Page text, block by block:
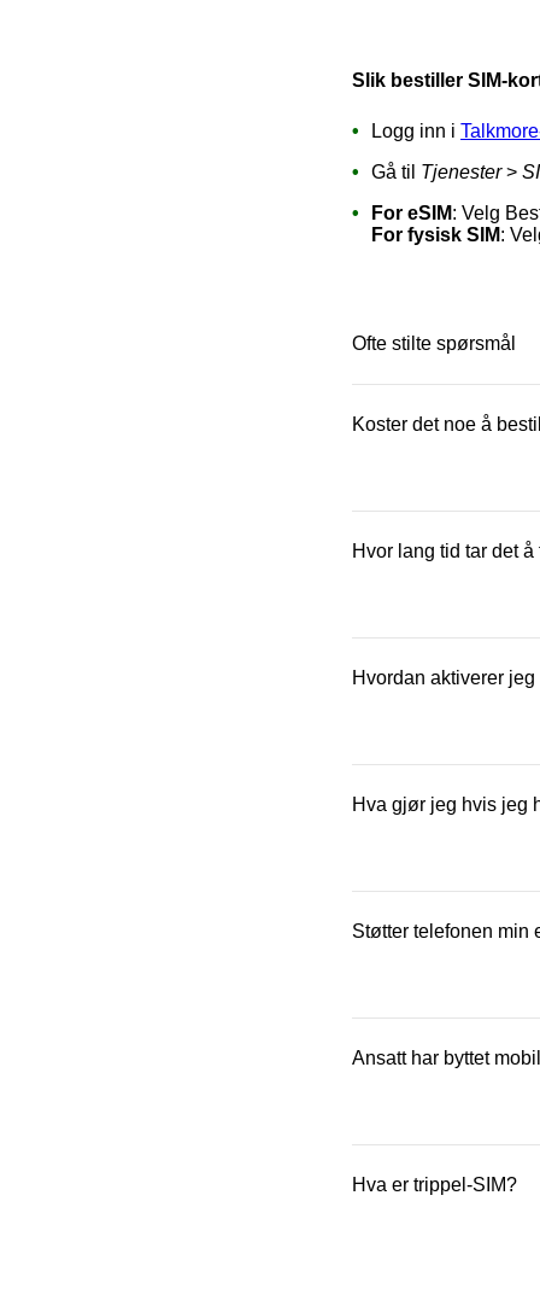
Slik bestiller SIM-
Logg inn i
Gå til Tjenester>
For eSIM: Velg
For fysisk SIM:
Ofte stilte spørsmål
Koster det noe å
Hvor lang tid tar det
Fysisk SIM-kort
Hvordan aktiverer jeg
Se veiledning her .
Hva gjør jeg hvis jeg
aktiverer det nye, slik
Støtter telefonen min
informasjon om
Ansatt har byttet
videre.
Bruker du eSIM, må
Hva er trippel-SIM?